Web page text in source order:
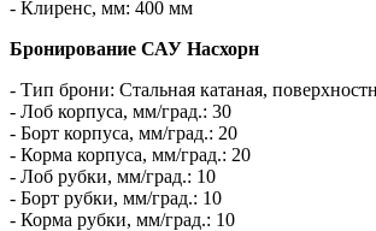
- Клиренс, мм: 400 мм
Бронирование САУ Насхорн
- Тип брони: Стальная катаная,
- Лоб корпуса, мм/град.: 30
- Борт корпуса, мм/град.: 20
- Корма корпуса, мм/град.: 20
- Лоб рубки, мм/град.: 10
- Борт рубки, мм/град.: 10
- Корма рубки, мм/град.: 10